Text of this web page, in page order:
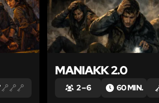
MANIAKK 2.0
2 – 6 60 MIN.